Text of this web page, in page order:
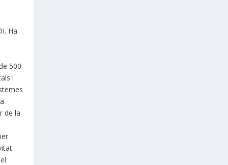
Ha
500
i
de la